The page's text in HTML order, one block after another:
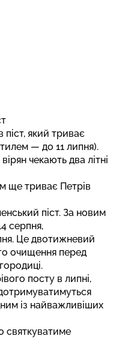
піст, який триває
— до 11 липня).
чекають два літні
ще триває Петрів
піст. За новим
серпня,
Це двотижневий
очищення перед
посту в липні,
із найважливіших
святкуватиме